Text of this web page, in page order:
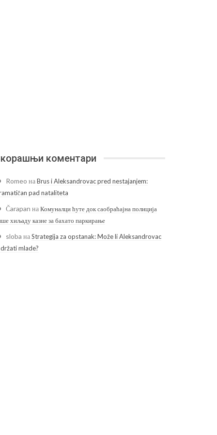
коментари
Romeo наBrus i Aleksandrovac pred nestajanjem:
pad nataliteta
Čarapan наКомуналци ћуте док саобраћајна полиција
хиљаду казне за бахато паркирање
sloba наStrategija za opstanak: Može li Aleksandrovac
mlade?